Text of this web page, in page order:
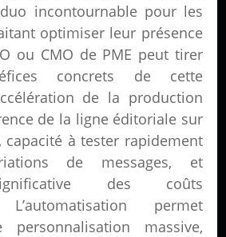
incontournable pour les
optimiser leur présence
ou CMO de PME peut tirer
concrets de cette
de la production
de la ligne éditoriale sur
capacité à tester rapidement
de messages, et
des coûts
L’automatisation permet
personnalisation massive,